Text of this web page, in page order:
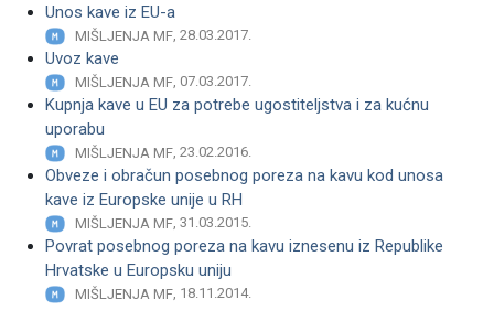
Unos kave iz EU-a
MIŠLJENJA MF, 28.03.2017.
Uvoz kave
MIŠLJENJA MF, 07.03.2017.
Kupnja kave u EU za potrebe ugostiteljstva i za kućnu
uporabu
MIŠLJENJA MF, 23.02.2016.
Obveze i obračun posebnog poreza na kavu kod unosa
kave iz Europske unije u RH
MIŠLJENJA MF, 31.03.2015.
Povrat posebnog poreza na kavu iznesenu iz Republike
Hrvatske u Europsku uniju
MIŠLJENJA MF, 18.11.2014.